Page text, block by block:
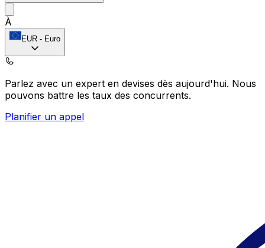
À
EUR - Euro
Parlez avec un expert en devises dès aujourd'hui. Nous
pouvons battre les taux des concurrents.
Planifier un appel